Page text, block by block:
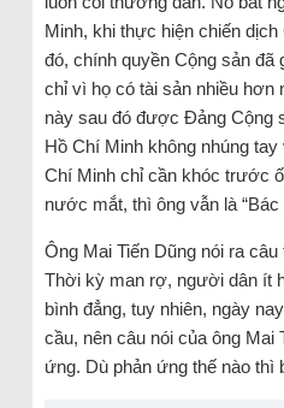
Minh, khi thực hiện chiến
đó, chính quyền Cộng sản đã
chỉ vì họ có tài sản nhiều
này sau đó được Đảng Cộng
Hồ Chí Minh không nhúng
Chí Minh chỉ cần khóc trước
nước mắt, thì ông vẫn là “Bác
Ông Mai Tiến Dũng nói ra
Thời kỳ man rợ, người dân ít
bình đẳng, tuy nhiên, ngày
cầu, nên câu nói của ông Mai
ứng. Dù phản ứng thế nào thì